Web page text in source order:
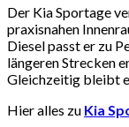
Der Kia Sportage
praxisnahen
Diesel passt er zu
längeren Strecken
Gleichzeitig bleibt
Hier alles zu Kia